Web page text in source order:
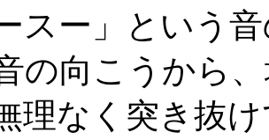
スー」という
の向こうから
理なく突き抜